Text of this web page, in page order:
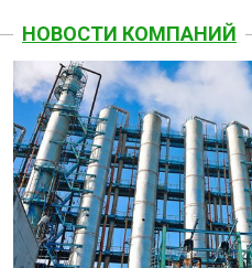
НОВОСТИ КОМПАНИЙ